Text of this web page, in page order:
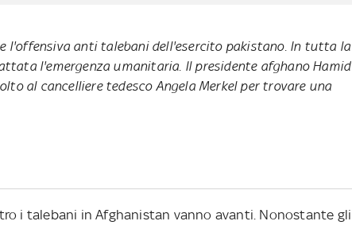
l'offensiva anti talebani dell'esercito pakistano. In tutta la
l'emergenza umanitaria. Il presidente afghano Hamid
al cancelliere tedesco Angela Merkel per trovare una
i talebani in Afghanistan vanno avanti. Nonostante gli